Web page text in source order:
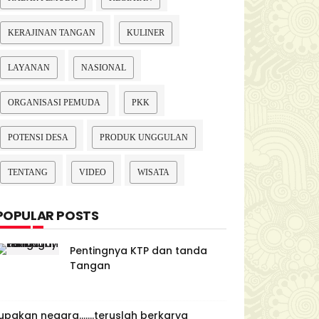
KERAJINAN TANGAN KULINER
LAYANAN NASIONAL
ORGANISASI PEMUDA PKK
POTENSI DESA PRODUK UNGGULAN
TENTANG VIDEO WISATA
POSTS
Pentingnya KTP dan tanda
Tangan
negara.......teruslah berkarya